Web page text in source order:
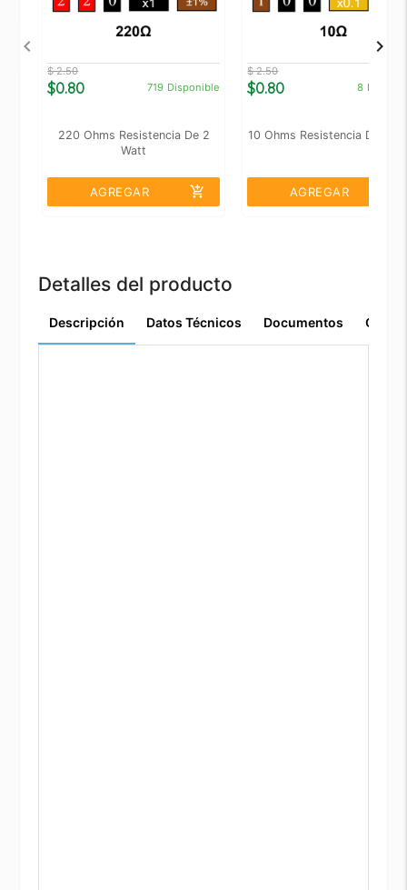
$ 2.50
$0.80 719 Disponible
220 Ohms Resistencia De 2
Watt
AGREGAR add_shopping_cart
$ 2.50
$0.80 8
10 Ohms Resistencia De 2
AGREGAR
Detalles del producto
Descripción Datos Técnicos Documentos